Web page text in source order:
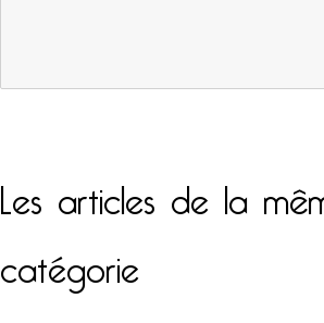
Les articles de la
catégorie